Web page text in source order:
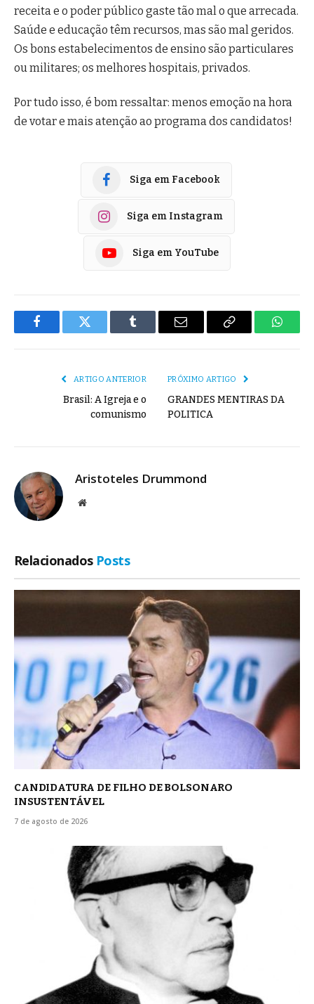
receita e o poder público gaste tão mal o que arrecada.
Saúde e educação têm recursos, mas são mal geridos.
Os bons estabelecimentos de ensino são particulares
ou militares; os melhores hospitais, privados.
Por tudo isso, é bom ressaltar: menos emoção na hora
de votar e mais atenção ao programa dos candidatos!
Siga em Facebook
Siga em Instagram
Siga em YouTube
FacebookTwitter Tumblr
E-
Copiar
ARTIGO ANTERIOR
Brasil: A Igreja e o
comunismo
PRÓXIMO ARTIGO
GRANDES MENTIRAS DA
POLITICA
Aristoteles Drummond
Site
Relacionados Posts
CANDIDATURA DE FILHO DE BOLSONARO
INSUSTENTÁVEL
7 de agosto de 2026